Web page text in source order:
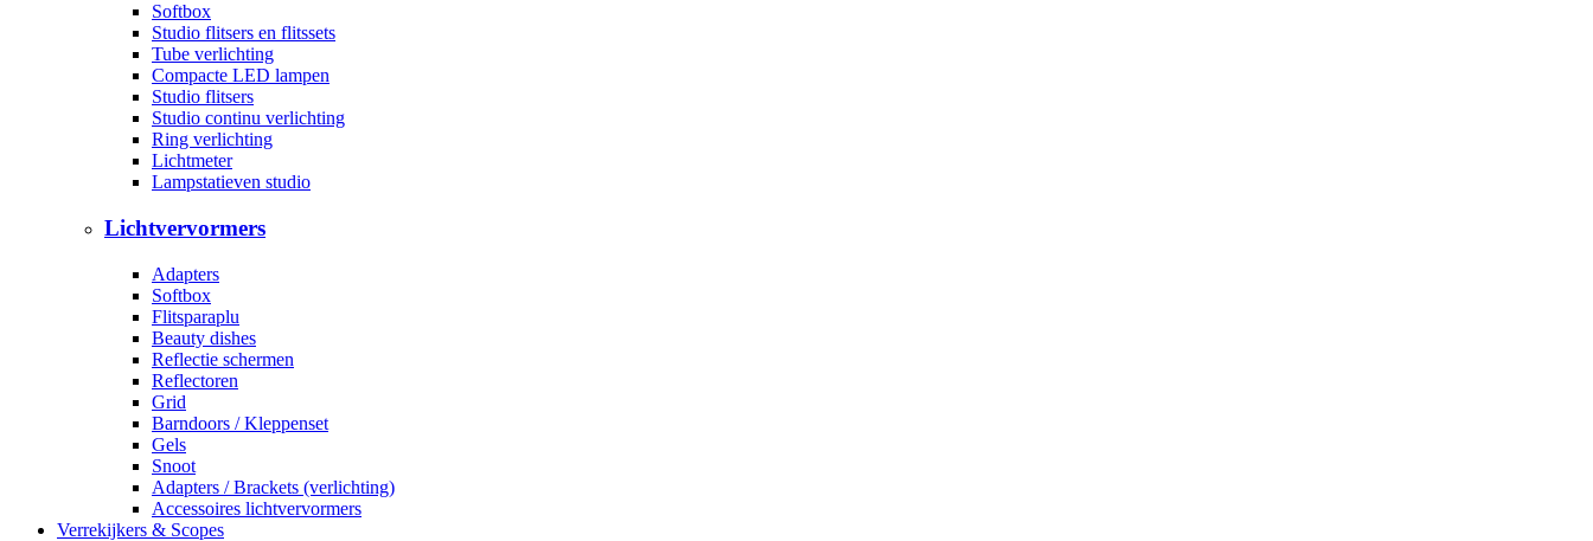
Softbox
Studio flitsers en flitssets
Tube verlichting
Compacte LED lampen
Studio flitsers
Studio continu verlichting
Ring verlichting
Lichtmeter
Lampstatieven studio
Lichtvervormers
Adapters
Softbox
Flitsparaplu
Beauty dishes
Reflectie schermen
Reflectoren
Grid
Barndoors / Kleppenset
Gels
Snoot
Adapters / Brackets (verlichting)
Accessoires lichtvervormers
Verrekijkers & Scopes